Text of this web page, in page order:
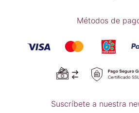
Métodos de
Suscríbete a nuestra